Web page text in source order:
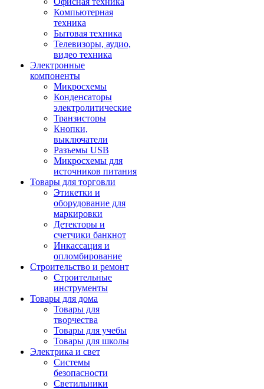
Компьютерная
техника
Бытовая техника
Телевизоры, аудио,
видео техника
Электронные
компоненты
Микросхемы
Конденсаторы
электролитические
Транзисторы
Кнопки,
выключатели
Разъемы USB
Микросхемы для
источников питания
Товары для торговли
Этикетки и
оборудование для
маркировки
Детекторы и
счетчики банкнот
Инкассация и
опломбирование
Строительство и ремонт
Строительные
инструменты
Товары для дома
Товары для
творчества
Товары для учебы
Товары для школы
Электрика и свет
Системы
безопасности
Светильники